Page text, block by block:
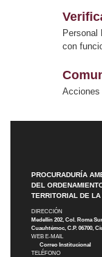
Personal
con
Acciones
PROCURADURÍA
DEL
TERRITORIAL DE LA
DIRECCIÓN
Medellín 202, Col. Roma
Cuauhtémoc, C.P. 06700,
WEB E-MAIL
Correo Institucional
TELÉFONO